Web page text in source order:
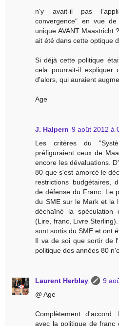
n'y avait-il pas
convergence" en vue
unique AVANT Maastricht
ait été dans cette optique
Si déjà cette politique
cela pourrait-il expliquer
d'alors, qui auraient
Age
J. Halpern 9 août 2012 à
Les critères du
préfiguraient ceux de
encore les dévaluations.
80 que s'est amorcé le
restrictions budgétaires,
de défense du Franc. Le
du SME sur le Mark et la
déchaîné la spéculation
(Lire, franc, Livre
sont sortis du SME et ont
Il va de soi que sortir de
politique des années 80
Laurent Herblay
9
@ Age
Complètement
avec la politique de franc